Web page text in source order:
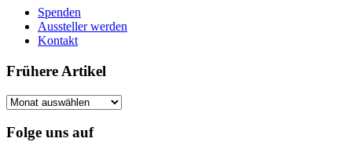
Spenden
Aussteller werden
Kontakt
Frühere Artikel
Frühere
Folge uns auf